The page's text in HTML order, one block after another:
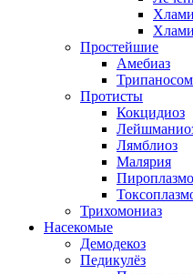
Простейшие
Амебиаз
Протисты
Кокцидиоз
Лямблиоз
Малярия
Трихомониаз
Насекомые
Демодекоз
Педикулёз